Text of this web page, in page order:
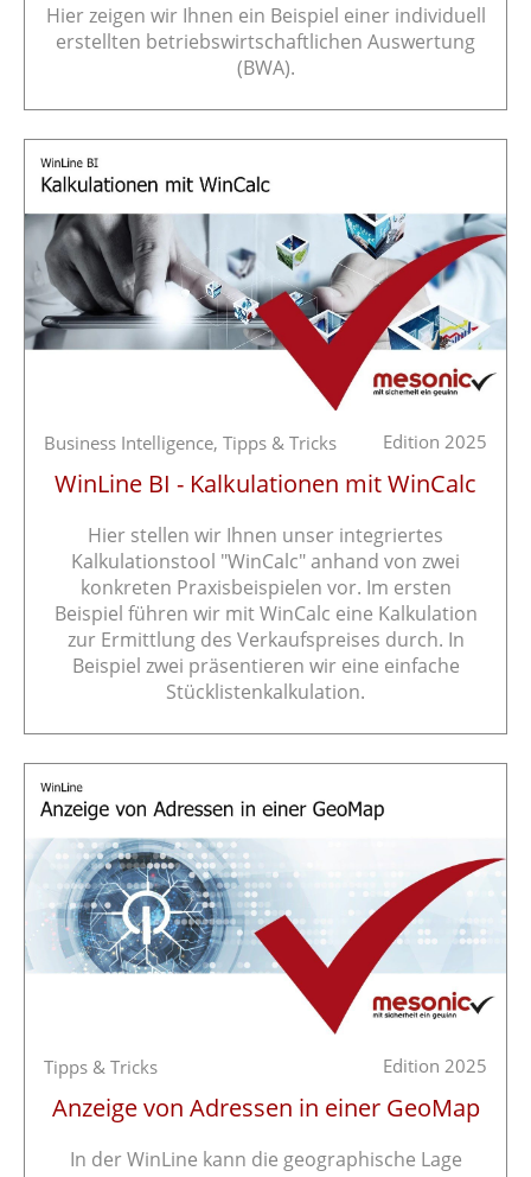
Hier zeigen wir Ihnen ein Beispiel einer individuell
erstellten betriebswirtschaftlichen Auswertung
(BWA).
Business Intelligence, Tipps & Tricks Edition 2025
WinLine BI - Kalkulationen mit WinCalc
Hier stellen wir Ihnen unser integriertes
Kalkulationstool "WinCalc" anhand von zwei
konkreten Praxisbeispielen vor. Im ersten
Beispiel führen wir mit WinCalc eine Kalkulation
zur Ermittlung des Verkaufspreises durch. In
Beispiel zwei präsentieren wir eine einfache
Stücklistenkalkulation.
Tipps & Tricks Edition 2025
Anzeige von Adressen in einer GeoMap
In der WinLine kann die geographische Lage